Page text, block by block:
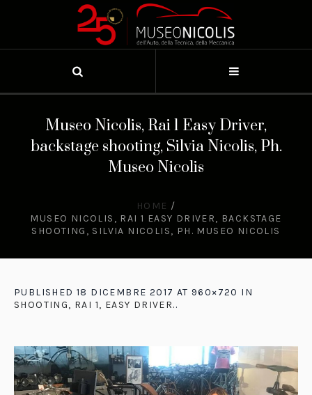
Museo Nicolis, Rai 1 Easy Driver,
backstage shooting, Silvia Nicolis, Ph.
Museo Nicolis
HOME /
MUSEO NICOLIS, RAI 1 EASY DRIVER, BACKSTAGE
SHOOTING, SILVIA NICOLIS, PH. MUSEO NICOLIS
PUBLISHED 18 DICEMBRE 2017 AT 960×720 IN
SHOOTING, RAI 1, EASY DRIVER..